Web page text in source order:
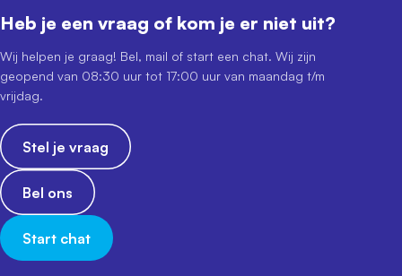
Heb je een vraag of kom je er niet uit?
Wij helpen je graag! Bel, mail of start een chat. Wij zijn
geopend van 08:30 uur tot 17:00 uur van maandag t/m
vrijdag.
Stel je vraag
Bel ons
Start chat